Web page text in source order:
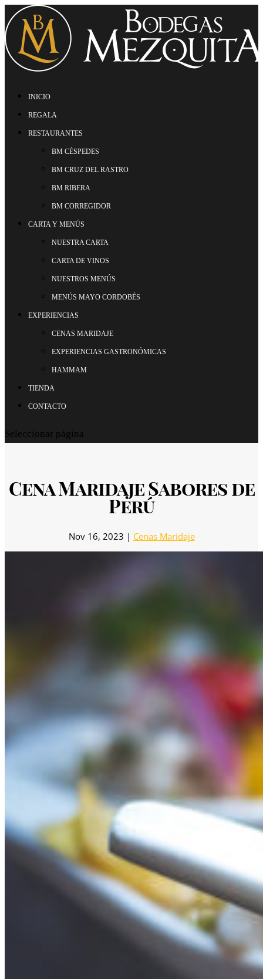
INICIO
REGALA
RESTAURANTES
BM CÉSPEDES
BM CRUZ DEL RASTRO
BM RIBERA
BM CORREGIDOR
CARTA Y MENÚS
NUESTRA CARTA
CARTA DE VINOS
NUESTROS MENÚS
MENÚS MAYO CORDOBÉS
EXPERIENCIAS
CENAS MARIDAJE
EXPERIENCIAS GASTRONÓMICAS
HAMMAM
TIENDA
CONTACTO
Seleccionar página
Cena Maridaje Sabores de
Perú
Nov 16, 2023 | Cenas Maridaje